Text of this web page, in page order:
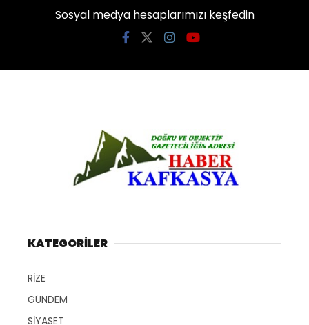
Sosyal medya hesaplarımızı keşfedin
KATEGORİLER
RİZE
GÜNDEM
SİYASET